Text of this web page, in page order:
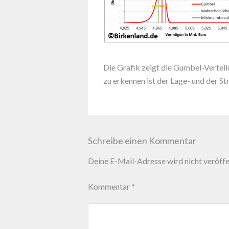
Die Grafik zeigt die Gumbel-
zu erkennen ist der Lage- und der
Schreibe einen Kommentar
Deine E-Mail-Adresse wird nicht
Kommentar *